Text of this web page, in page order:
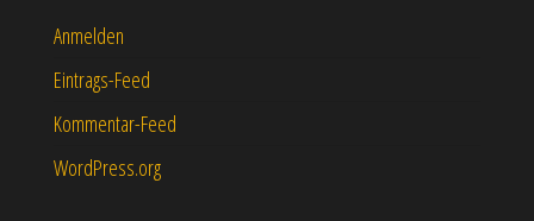
Anmelden
Eintrags-Feed
Kommentar-Feed
WordPress.org